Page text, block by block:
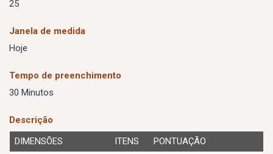
25
Janela de medida
Hoje
Tempo de preenchimento
30 Minutos
Descrição
DIMENSÕES
ITENS
PONTUAÇÃO